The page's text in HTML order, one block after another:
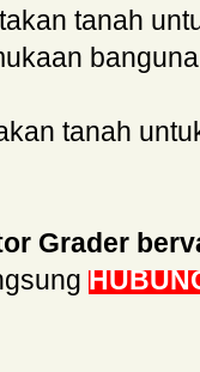
tanah
tanah
Grader